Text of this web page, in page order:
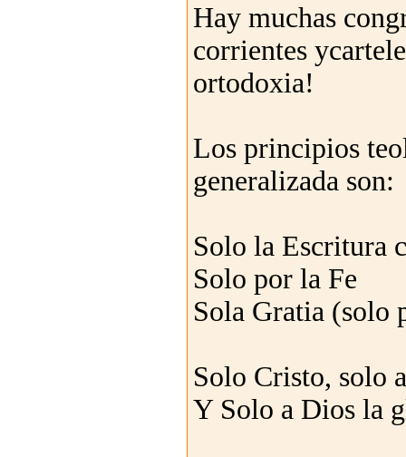
Hay muchas
corrientes
ortodoxia!
Los principios
generalizada son:
Solo la Escritura
Solo por la Fe
Sola Gratia (solo
Solo Cristo, solo
Y Solo a Dios la